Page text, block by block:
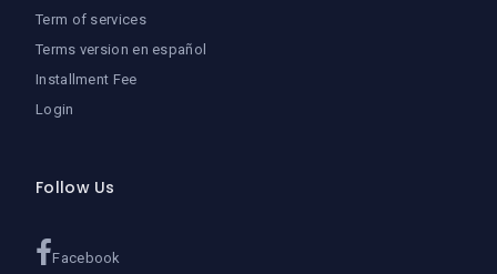
Term of services
Terms version en español
Installment Fee
Login
Follow Us
Facebook